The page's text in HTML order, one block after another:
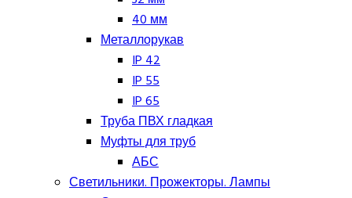
40 мм
Металлорукав
IP 42
IP 55
IP 65
Труба ПВХ гладкая
Муфты для труб
АБС
Светильники. Прожекторы. Лампы